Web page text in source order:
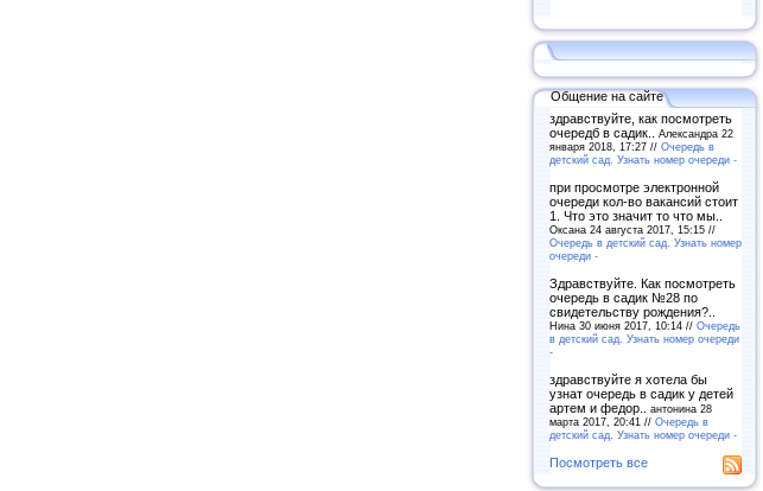
Общение на сайте
здравствуйте, как посмотреть
очередб в садик.. Александра 22
января 2018, 17:27 // Очередь в
детский сад. Узнать номер очереди -
при просмотре электронной
очереди кол-во вакансий стоит
1. Что это значит то что мы..
Оксана 24 августа 2017, 15:15 //
Очередь в детский сад. Узнать номер
очереди -
Здравствуйте. Как посмотреть
очередь в садик №28 по
свидетельству рождения?..
Нина 30 июня 2017, 10:14 // Очередь
в детский сад. Узнать номер очереди
-
здравствуйте я хотела бы
узнат очередь в садик у детей
артем и федор.. антонина 28
марта 2017, 20:41 // Очередь в
детский сад. Узнать номер очереди -
Посмотреть все